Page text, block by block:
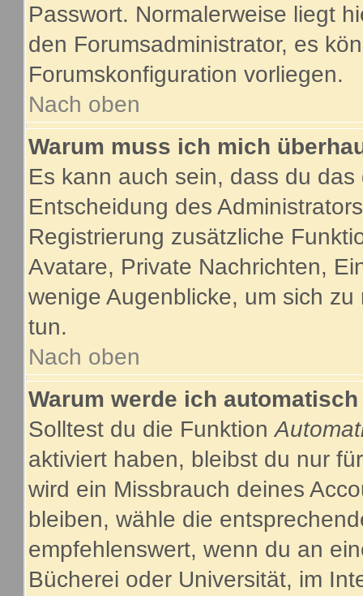
Passwort. Normalerweise liegt
den Forumsadministrator, es
Forumskonfiguration vorliegen.
Nach oben
Warum muss ich mich
Es kann auch sein, dass du
Entscheidung des
Registrierung zusätzliche
Avatare, Private Nachrichten,
wenige Augenblicke, um sich
tun.
Nach oben
Warum werde ich
Solltest du die Funktion
aktiviert haben, bleibst du nur
wird ein Missbrauch deines
bleiben, wähle die
empfehlenswert, wenn du an
Bücherei oder Universität, im